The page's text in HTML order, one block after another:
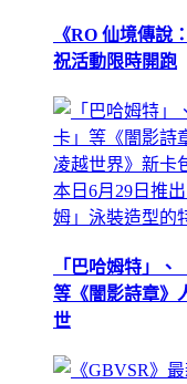
《RO 仙境傳說
祝活動限時開跑
「巴哈姆特」、
等《闇影詩章》
世